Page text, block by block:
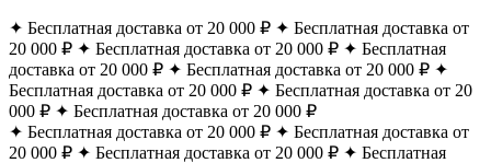
✦ Бесплатная доставка от 20 000 ₽ ✦ Бесплатная доставка от
20 000 ₽ ✦ Бесплатная доставка от 20 000 ₽ ✦ Бесплатная
доставка от 20 000 ₽ ✦ Бесплатная доставка от 20 000 ₽ ✦
Бесплатная доставка от 20 000 ₽ ✦ Бесплатная доставка от 20
000 ₽ ✦ Бесплатная доставка от 20 000 ₽
✦ Бесплатная доставка от 20 000 ₽ ✦ Бесплатная доставка от
20 000 ₽ ✦ Бесплатная доставка от 20 000 ₽ ✦ Бесплатная